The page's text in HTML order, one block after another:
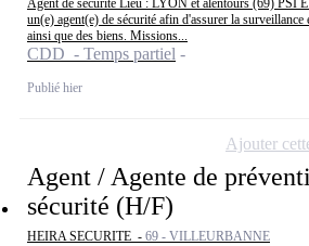
Agent de sécurité Lieu : LYON et alentours (69) PSI
un(e) agent(e) de sécurité afin d'assurer la surveillance
ainsi que des biens. Missions...
CDD - Temps partiel
Publié hier
Agent / Agente de
sécurité (H/F)
HEIRA SECURITE - 69 - VILLEURBANNE
Ajouter